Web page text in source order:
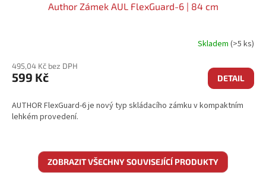
Author Zámek AUL FlexGuard-6 | 84 cm
Skladem (>5 ks)
495,04 Kč bez DPH
599 Kč DETAIL
AUTHOR FlexGuard-6 je nový typ skládacího zámku v kompaktním
lehkém provedení.
ZOBRAZIT VŠECHNY SOUVISEJÍCÍ PRODUKTY